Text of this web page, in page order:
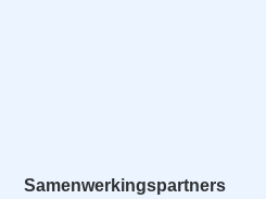
Samenwerkingspartners